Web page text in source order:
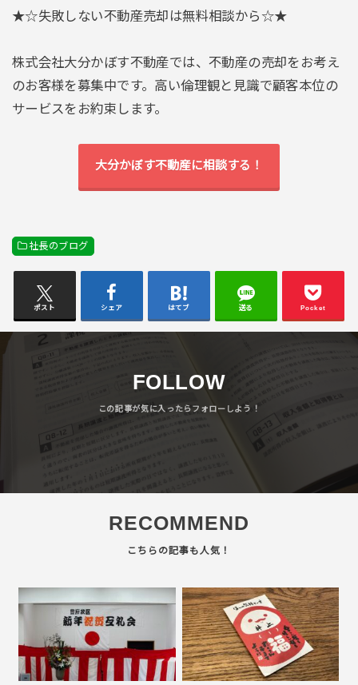
★☆失敗しない不動産売却は無料相談から☆★
株式会社大分かぼす不動産では、不動産の売却をお考え
のお客様を募集中です。高い倫理観と見識で顧客本位の
サービスをお約束します。
大分かぼす不動産に相談する！
社長のブログ
ポスト シェア はてブ 送る Pocket
FOLLOW
RECOMMEND